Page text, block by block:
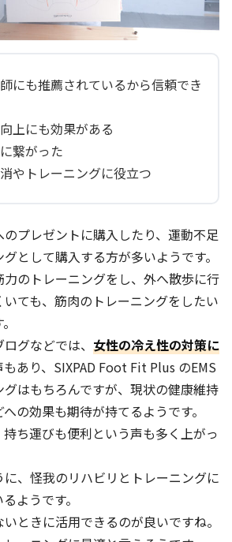
にも推薦されているから信頼でき
上にも効果がある
繋がった
やトレーニングに役立つ
プレゼントに購入したり、運動不足
として購入する方が多いようです。
力のトレーニングをし、外へ散歩に行
ても、筋肉のトレーニングをしたい
グなどでは、 女性の冷え性の対策に
もあり、SIXPAD Foot Fit Plus のEMS
はもちろんですが、現状の健康維持
の効果も期待が持てるようです。
ち運びも便利という声も多く上がっ
、怪我のリハビリとトレーニングに
ようです。
ときに活用できるのが良いですね。